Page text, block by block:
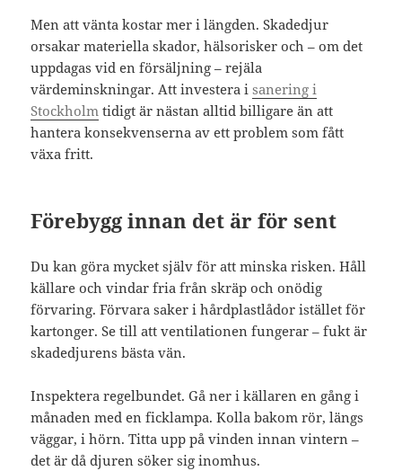
Men att vänta kostar mer i längden. Skadedjur
orsakar materiella skador, hälsorisker och – om det
uppdagas vid en försäljning – rejäla
värdeminskningar. Att investera isanering i
Stockholm tidigt är nästan alltid billigare än att
hantera konsekvenserna av ett problem som fått
växa fritt.
Förebygg innan det är för sent
Du kan göra mycket själv för att minska risken. Håll
källare och vindar fria från skräp och onödig
förvaring. Förvara saker i hårdplastlådor istället för
kartonger. Se till att ventilationen fungerar – fukt är
skadedjurens bästa vän.
Inspektera regelbundet. Gå ner i källaren en gång i
månaden med en ficklampa. Kolla bakom rör, längs
väggar, i hörn. Titta upp på vinden innan vintern –
det är då djuren söker sig inomhus.